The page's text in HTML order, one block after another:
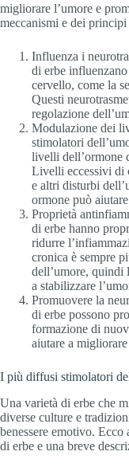
migliorare l’umore e
meccanismi e dei
Influenza i
di erbe
cervello, come la
Questi
regolazione
Modulazione dei
stimolatori
livelli dell’ormone
Livelli eccessivi di
e altri disturbi
ormone può
Proprietà
di erbe hanno
ridurre
cronica è sempre
dell’umore, quindi
a stabilizzare
Promuovere la
di erbe possono
formazione di
aiutare a
I più diffusi stimolatori
Una varietà di erbe che
diverse culture e
benessere emotivo.
di erbe e una breve